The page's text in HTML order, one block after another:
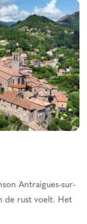
Antraigues-sur-
de rust voelt. Het